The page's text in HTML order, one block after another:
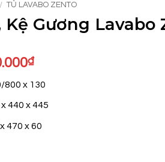
/ TỦ LAVABO ZENTO
Kệ Gương Lavabo
₫Giá
tại
là:
4.750.000₫.
800 x 130
440 x 445
470 x 60